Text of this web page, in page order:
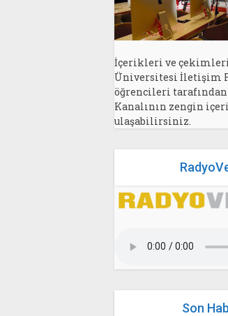
İçerikleri ve
Üniversitesi İletişim
öğrencileri tarafından
Kanalının zengin
ulaşabilirsiniz.
Son